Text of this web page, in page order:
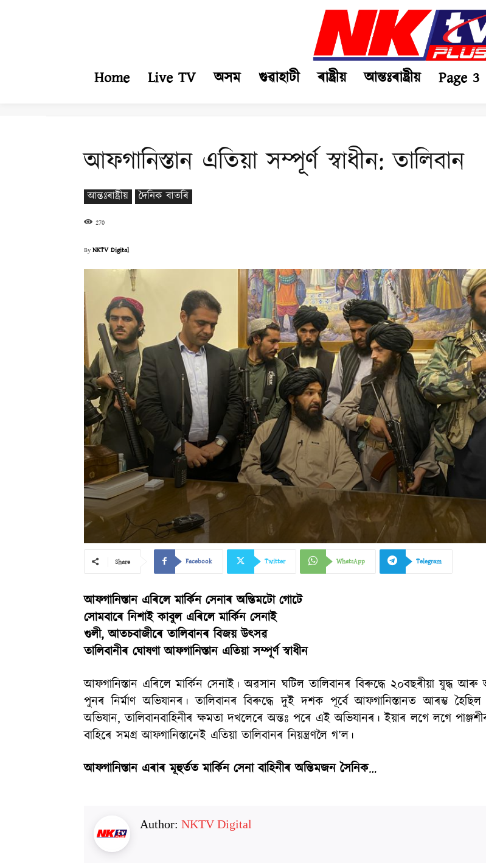
Home Live TV অসম গুৱাহাটী ৰাষ্ট্ৰীয় আন্তঃৰাষ্ট্ৰীয় Page 3
আফগানিস্তান এতিয়া সম্পূৰ্ণ স্বাধীন: তালিবান
আন্তঃৰাষ্ট্ৰীয় দৈনিক বাতৰি
270
ByNKTV Digital
Share Facebook Twitter WhatsApp Telegram
আফগানিস্তান এৰিলে মাৰ্কিন সেনাৰ অন্তিমটো গোটে
সোমবাৰে নিশাই কাবুল এৰিলে মাৰ্কিন সেনাই
গুলী, আতচবাজীৰে তালিবানৰ বিজয় উৎসৱ
তালিবানীৰ ঘোষণা আফগানিস্তান এতিয়া সম্পূৰ্ণ স্বাধীন
আফগানিস্তান এৰিলে মাৰ্কিন সেনাই। অৱসান ঘটিল তালিবানৰ বিৰুদ্ধে ২০বছৰীয়া যুদ্ধ আৰু
পুনৰ নিৰ্মাণ অভিযানৰ। তালিবানৰ বিৰুদ্ধে দুই দশক পূৰ্বে আফগানিস্তানত আৰম্ভ
অভিযান, তালিবানবাহিনীৰ ক্ষমতা দখলেৰে অন্তঃ পৰে এই অভিযানৰ। ইয়াৰ লগে লগে
বাহিৰে সমগ্ৰ আফগানিস্তানেই এতিয়া তালিবানৰ নিয়ন্ত্ৰণলৈ গ’ল।
আফগানিস্তান এৰাৰ মূহুৰ্তত মাৰ্কিন সেনা বাহিনীৰ অন্তিমজন সৈনিক…
Author: NKTV Digital